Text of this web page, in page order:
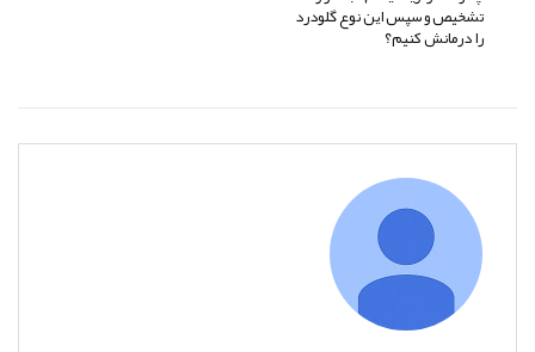
تشخیص و سپس این نوع گلودرد
را درمانش کنیم؟